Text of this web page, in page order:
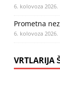
6. kolovoza 2026.
Prometna
6. kolovoza 2026.
VRTLARIJA